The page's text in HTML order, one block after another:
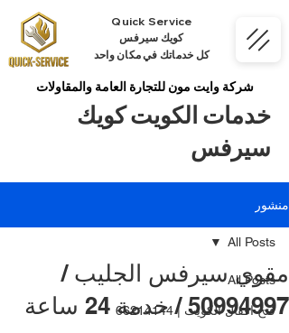
Quick Service
كويك سيرفس
كل خدماتك في مكان واحد
شركة وايت مون للتجارة العامة والمقاولات
خدمات الكويت كويك
سيرفس
منشور
All Posts
فتح اقفال الكويت | 66214144
All Posts
مقوي سيرفس الجليب /
50994997 / خدمة 24 ساعة